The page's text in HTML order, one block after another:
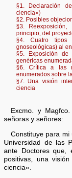
§1. Declaración
ciencia»)
§2. Posibles
§3.
principio, del
§4. Cuatro tipos
gnoseológicas) al
§5. Exposición
genéricas
§6. Crítica a las
enumerados sobre
§7. Una visión
ciencia
Excmo. y
señoras y señores:
Constituye para
Universidad de las
ante Doctores que,
positivas, una
ciencia».